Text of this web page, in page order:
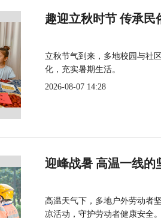
趣迎立秋时节 传承民
立秋节气到来，多地校园与社
化，充实暑期生活。
2026-08-07 14:28
迎峰战暑 高温一线的
高温天气下，多地户外劳动者
凉活动，守护劳动者健康安全。